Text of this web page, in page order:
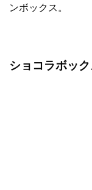
ンボックス。
ショコラボック